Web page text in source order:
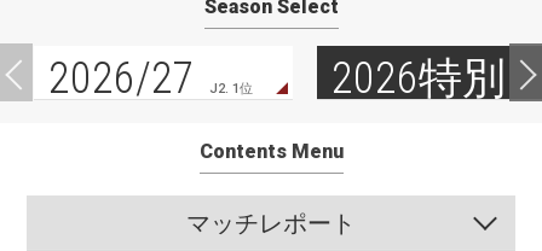
Season Select
2026/27 J2. 1位 2026特別
Contents Menu
マッチレポート